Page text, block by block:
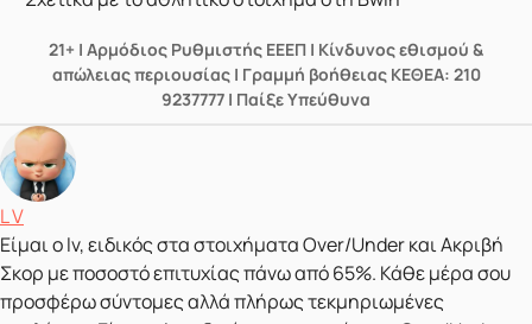
21+ | Αρμόδιος Ρυθμιστής ΕΕΕΠ | Κίνδυνος εθισμού &
απώλειας περιουσίας | Γραμμή βοήθειας ΚΕΘΕΑ: 210
9237777 | Παίξε Υπεύθυνα
Δημοσιεύτηκε από
L V
Είμαι ο lv, ειδικός στα στοιχήματα Over/Under και Ακριβή
Σκορ με ποσοστό επιτυχίας πάνω από 65%. Κάθε μέρα σου
προσφέρω σύντομες αλλά πλήρως τεκμηριωμένες